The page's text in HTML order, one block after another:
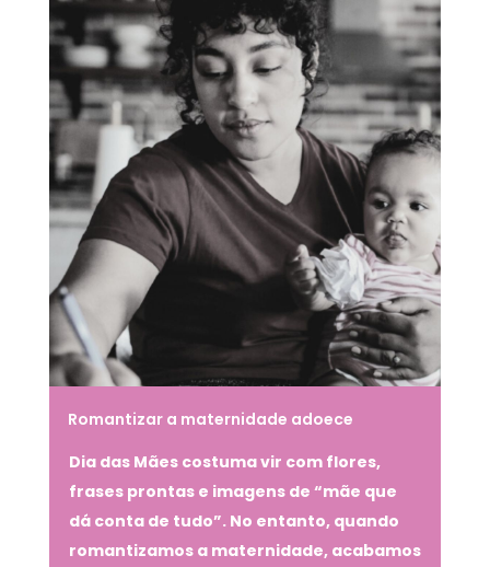
Romantizar a maternidade adoece
Dia das Mães costuma vir com flores,
frases prontas e imagens de “mãe que
dá conta de tudo”. No entanto, quando
romantizamos a maternidade, acabamos